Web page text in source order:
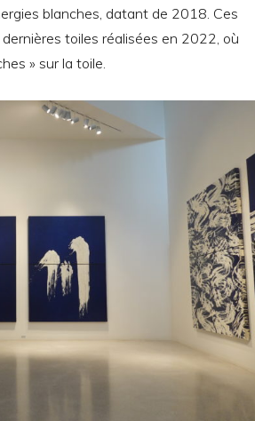
blanches, datant de 2018. Ces
toiles réalisées en 2022, où
» sur la toile.